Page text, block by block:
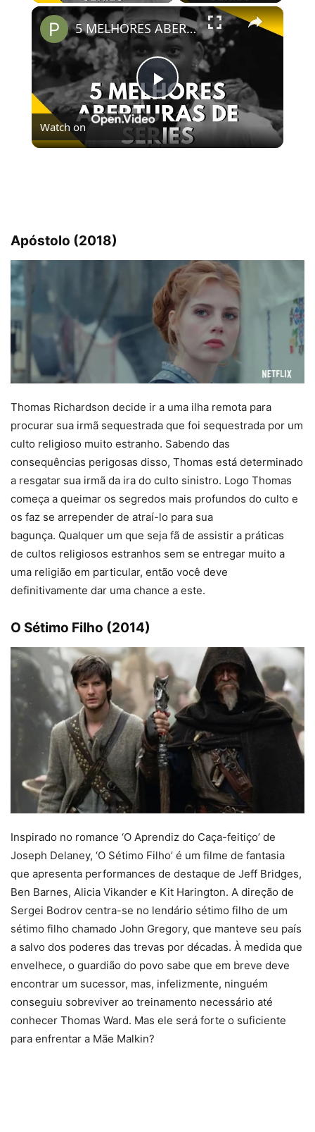
×
Play
Video
5 MELHORES ABERTURAS DE SÉRIES | Pipocas Tv #13
Watch on
Apóstolo (2018)
Thomas Richardson decide ir a uma ilha remota para
procurar sua irmã sequestrada que foi sequestrada por um
culto religioso muito estranho. Sabendo das
consequências perigosas disso, Thomas está determinado
a resgatar sua irmã da ira do culto sinistro. Logo Thomas
começa a queimar os segredos mais profundos do culto e
os faz se arrepender de atraí-lo para sua
bagunça. Qualquer um que seja fã de assistir a práticas
de cultos religiosos estranhos sem se entregar muito a
uma religião em particular, então você deve
definitivamente dar uma chance a este.
O Sétimo Filho (2014)
Inspirado no romance ‘O Aprendiz do Caça-feitiço’ de
Joseph Delaney, ‘O Sétimo Filho’ é um filme de fantasia
que apresenta performances de destaque de Jeff Bridges,
Ben Barnes, Alicia Vikander e Kit Harington. A direção de
Sergei Bodrov centra-se no lendário sétimo filho de um
sétimo filho chamado John Gregory, que manteve seu país
a salvo dos poderes das trevas por décadas. À medida que
envelhece, o guardião do povo sabe que em breve deve
encontrar um sucessor, mas, infelizmente, ninguém
conseguiu sobreviver ao treinamento necessário até
conhecer Thomas Ward. Mas ele será forte o suficiente
para enfrentar a Mãe Malkin?